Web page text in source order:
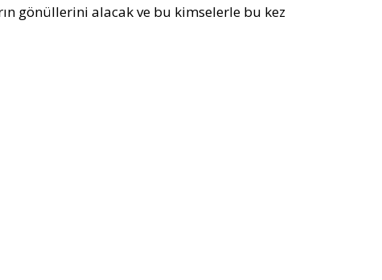
gönüllerini alacak ve bu kimselerle bu kez